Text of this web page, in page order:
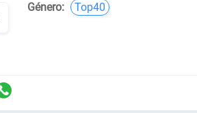
Género: Top40